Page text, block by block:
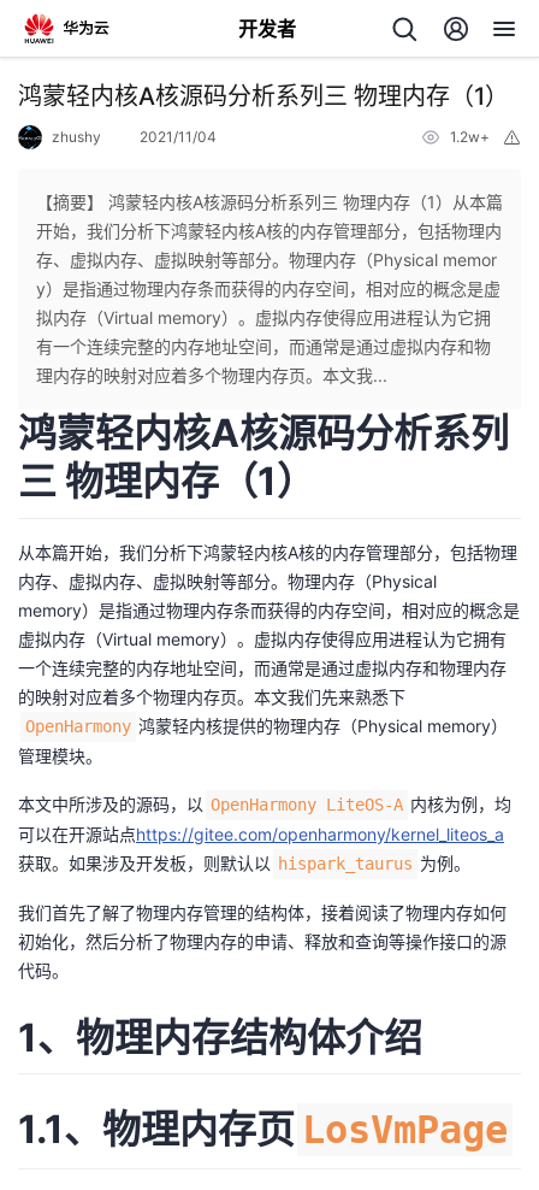
开发者
返
个
人
主
页
我
开
者
我
的
博
客
我
的
论
坛
我
的
圈
子
我
的
直
我
的
动
我
关
的
我
鸿蒙轻内核A核源码分析系列三 物理内存（1）
zhushy 2021/11/04 1.2w+
【摘要】 鸿蒙轻内核A核源码分析系列三 物理内存（1）从本篇
开始，我们分析下鸿蒙轻内核A核的内存管理部分，包括物理内
存、虚拟内存、虚拟映射等部分。物理内存（Physical memor
y）是指通过物理内存条而获得的内存空间，相对应的概念是虚
拟内存（Virtual memory）。虚拟内存使得应用进程认为它拥
有一个连续完整的内存地址空间，而通常是通过虚拟内存和物
理内存的映射对应着多个物理内存页。本文我...
鸿蒙轻内核A核源码分析系列
三 物理内存（1）
从本篇开始，我们分析下鸿蒙轻内核A核的内存管理部分，包括物理
内存、虚拟内存、虚拟映射等部分。物理内存（Physical
memory）是指通过物理内存条而获得的内存空间，相对应的概念是
虚拟内存（Virtual memory）。虚拟内存使得应用进程认为它拥有
一个连续完整的内存地址空间，而通常是通过虚拟内存和物理内存
的映射对应着多个物理内存页。本文我们先来熟悉下
OpenHarmony 鸿蒙轻内核提供的物理内存（Physical memory）
管理模块。
本文中所涉及的源码，以 OpenHarmony LiteOS-A 内核为例，均
可以在开源站点https://gitee.com/openharmony/kernel_liteos_a
获取。如果涉及开发板，则默认以 hispark_taurus 为例。
我们首先了解了物理内存管理的结构体，接着阅读了物理内存如何
初始化，然后分析了物理内存的申请、释放和查询等操作接口的源
代码。
1、物理内存结构体介绍
1.1、物理内存页 LosVmPage